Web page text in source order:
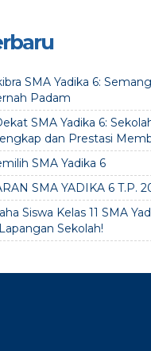
SMA Yadika 6:
Padam
SMA Yadika 6:
dan Prestasi
SMA Yadika 6
SMA YADIKA 6 T.P.
Siswa Kelas 11 SMA
Sekolah!